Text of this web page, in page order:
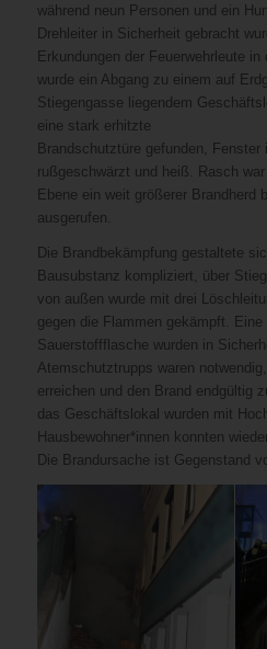
während neun Personen und ein
Drehleiter in Sicherheit gebracht
Erkundungen der Feuerwehrleute
wurde ein Abgang zu einem auf
Stiegengasse liegendem
eine stark erhitzte
Brandschutztüre gefunden,
rußgeschwärzt und heiß. Rasch
Ebene ein weit größerer Brandherd
ausgerufen.
Die Brandbekämpfung gestaltete
Bausubstanz kompliziert, über
von außen wurde mit drei
gegen die Flammen gekämpft.
Sauerstoffflasche wurden in
Atemschutztrupps waren
erreichen und den Brand endgültig
das Geschäftslokal wurden mit
Hausbewohner*innen konnten
Die Brandursache ist Gegenstand